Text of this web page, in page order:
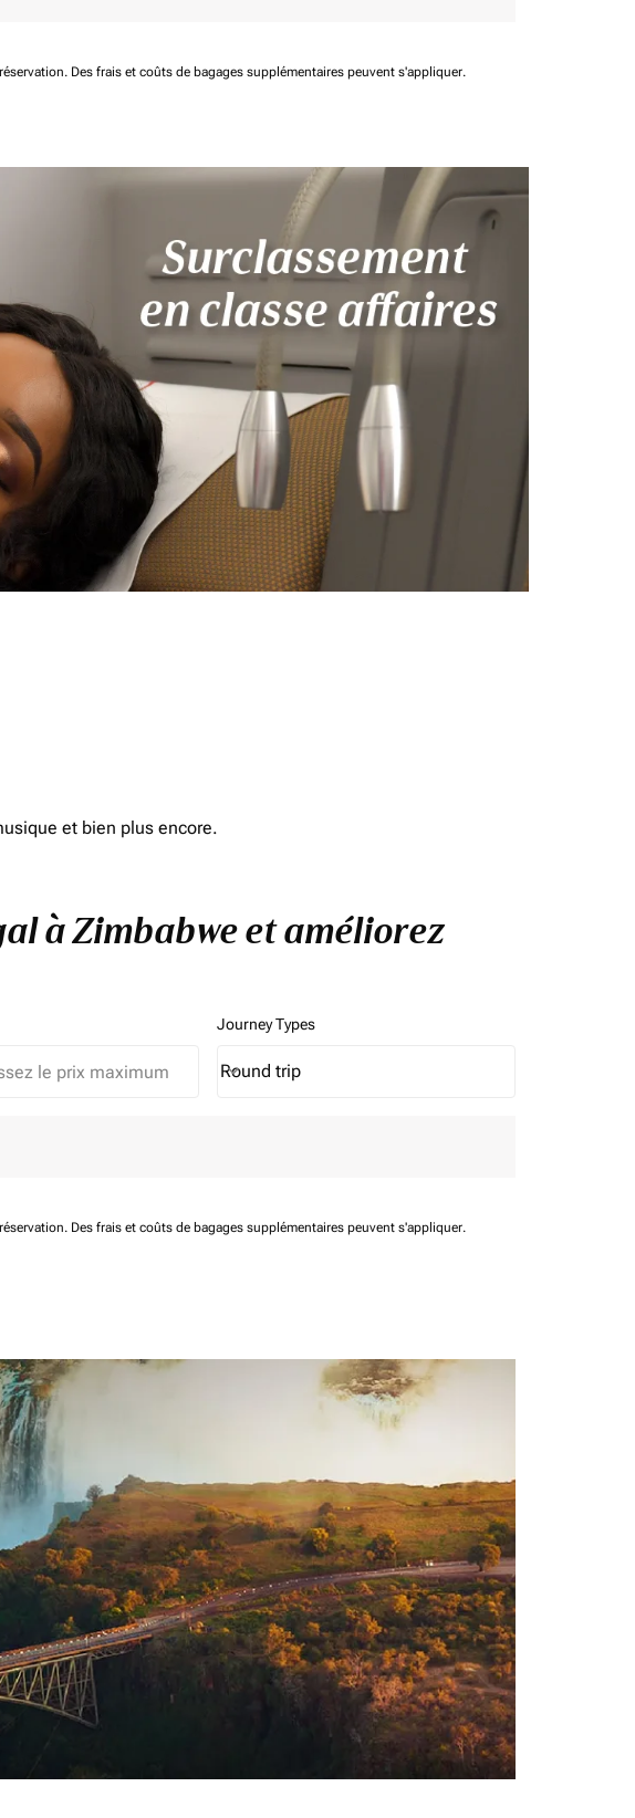
Des frais et coûts de bagages supplémentaires peuvent s'appliquer.
et bien plus encore.
à Zimbabwe et améliorez
Journey Types
Journey Types option Round trip Selected
Round trip
keyboard_arrow_down
Des frais et coûts de bagages supplémentaires peuvent s'appliquer.